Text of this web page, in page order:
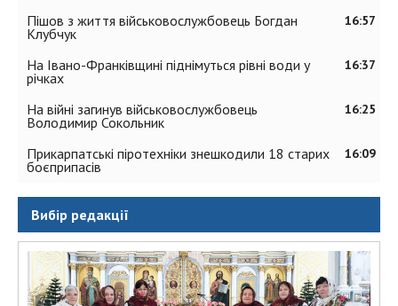
16:57
Пішов з життя військовослужбовець Богдан
Клубчук
16:37
На Івано-Франківщині піднімуться рівні води у
річках
16:25
На війні загинув військовослужбовець
Володимир Сокольник
16:09
Прикарпатські піротехніки знешкодили 18 старих
боєприпасів
Вибір редакції